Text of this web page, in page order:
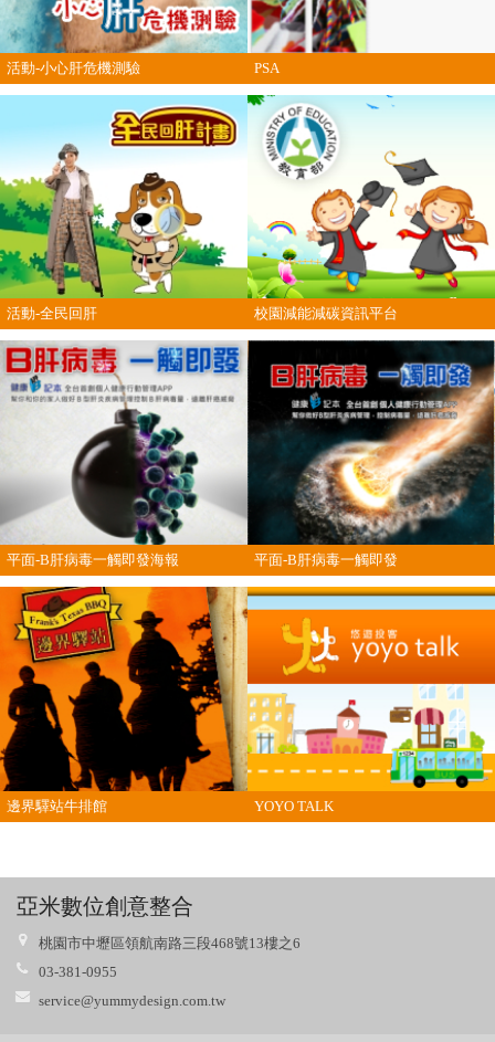
活動-小心肝危機測驗 PSA
活動-全民回肝 校園減能減碳資訊平台
平面-B肝病毒一觸即發海報 平面-B肝病毒一觸即發
邊界驛站牛排館 YOYO TALK
亞米數位創意整合
桃園市中壢區領航南路三段468號13樓之6
03-381-0955
service@yummydesign.com.tw